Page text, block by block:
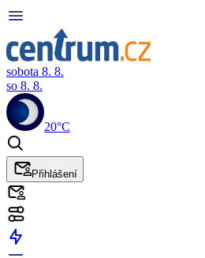
sobota 8. 8.
so 8. 8.
20°C
Přihlášení